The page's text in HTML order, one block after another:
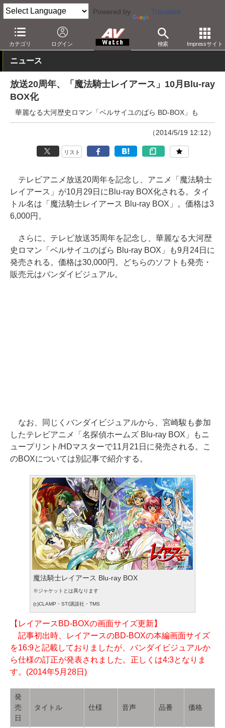
Powered by Translate
カテゴリ ログイン 検索 Impressサイト
AV Watch コンテンツ・サービス BD/DVD
ニュース
放送20周年、「魔法騎士レイアース」10月Blu-ray
BOX化
華麗なる大河歴史ロマン「ベルサイユのばら BD-BOX」も
（2014/5/19 12:12）
リスト
テレビアニメ放送20周年を記念し、アニメ「魔法騎士
レイアース」が10月29日にBlu-ray BOX化される。タイ
トル名は「魔法騎士レイアース Blu-ray BOX」。価格は3
6,000円。
さらに、テレビ放送35周年を記念し、華麗なる大河歴
史ロマン「ベルサイユのばら Blu-ray BOX」も9月24日に
発売される。価格は30,000円。どちらのソフトも発売・
販売元はバンダイビジュアル。
なお、同じくバンダイビジュアルから、宮崎駿も参加
したテレビアニメ「名探偵ホームズ Blu-ray BOX」もニ
ュープリント/HDマスターで11月21日に発売される。こ
のBOXについては別記事で紹介する。
魔法騎士レイアース Blu-ray BOX
※ジャケットとは異なります
(c)CLAMP・ST/講談社・TMS
【レイアースBD-BOXの画面サイズ更新】
記事初出時、レイアースのBD-BOXの本編画面サイズ
を16:9と記載しておりましたが、バンダイビジュアルか
ら仕様の訂正が発表されました。正しくは4:3となりま
す。(2014年5月28日)
発
売
日
タイトル 仕様 音声 品番 価格